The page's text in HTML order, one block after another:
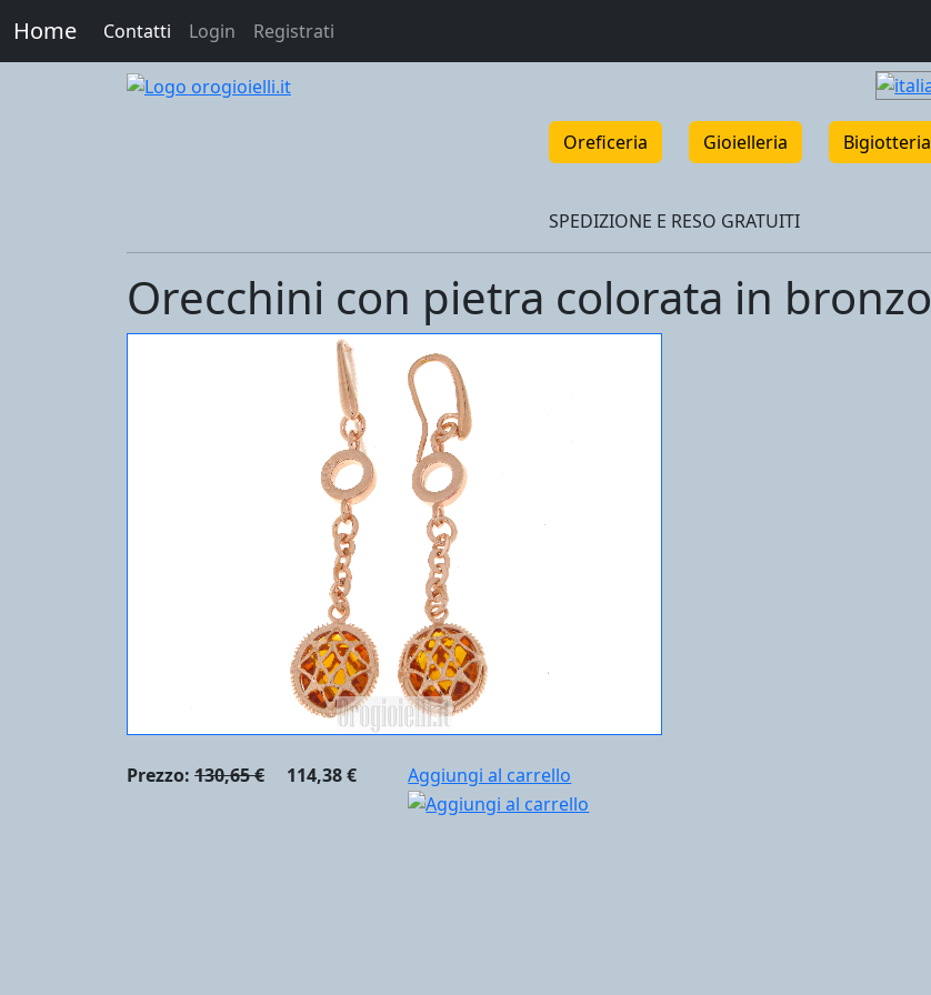
Home Contatti Login Registrati
Oreficeria Gioielleria Bigiotteria
SPEDIZIONE E RESO GRATUITI
Orecchini con pietra colorata in bronzo
Prezzo: 130,65 € 114,38 € Aggiungi al carrello